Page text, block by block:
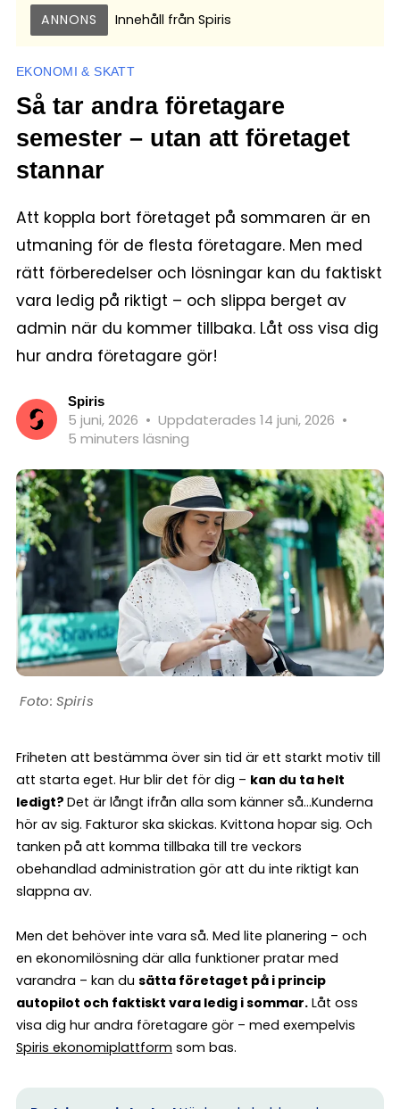
ANNONS Innehåll från Spiris
EKONOMI & SKATT
Så tar andra företagare
semester – utan att företaget
stannar
Att koppla bort företaget på sommaren är en
utmaning för de flesta företagare. Men med
rätt förberedelser och lösningar kan du faktiskt
vara ledig på riktigt – och slippa berget av
admin när du kommer tillbaka. Låt oss visa dig
hur andra företagare gör!
Spiris
5 juni, 2026 • Uppdaterades 14 juni, 2026 •
5 minuters läsning
Spiris
Friheten att bestämma över sin tid är ett starkt motiv till
att starta eget. Hur blir det för dig – kan du ta helt
ledigt? Det är långt ifrån alla som känner så…Kunderna
hör av sig. Fakturor ska skickas. Kvittona hopar sig. Och
tanken på att komma tillbaka till tre veckors
obehandlad administration gör att du inte riktigt kan
slappna av.
Men det behöver inte vara så. Med lite planering – och
en ekonomilösning där alla funktioner pratar med
varandra – kan du sätta företaget på i princip
autopilot och faktiskt vara ledig i sommar. Låt oss
visa dig hur andra företagare gör – med exempelvis
Spiris ekonomiplattform som bas.